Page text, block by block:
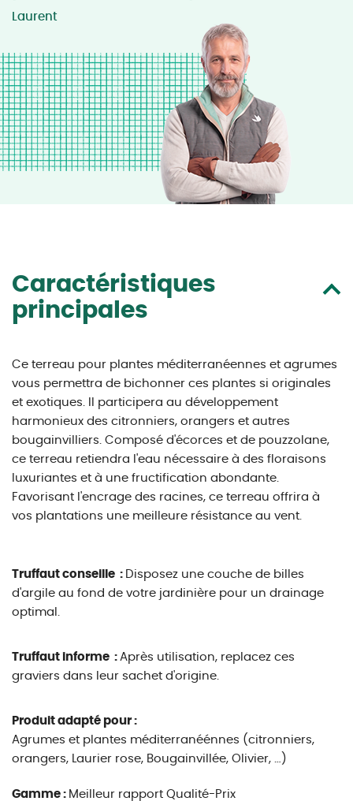
Laurent
Caractéristiques
principales
Ce terreau pour plantes méditerranéennes et agrumes
vous permettra de bichonner ces plantes si originales
et exotiques. Il participera au développement
harmonieux des citronniers, orangers et autres
bougainvilliers. Composé d'écorces et de pouzzolane,
ce terreau retiendra l'eau nécessaire à des floraisons
luxuriantes et à une fructification abondante.
Favorisant l'encrage des racines, ce terreau offrira à
vos plantations une meilleure résistance au vent.
Truffaut conseille : Disposez une couche de billes
d'argile au fond de votre jardinière pour un drainage
optimal.
Truffaut informe : Après utilisation, replacez ces
graviers dans leur sachet d'origine.
Produit adapté pour :
Agrumes et plantes méditerranéénnes (citronniers,
orangers, Laurier rose, Bougainvillée, Olivier, …)
Gamme : Meilleur rapport Qualité-Prix